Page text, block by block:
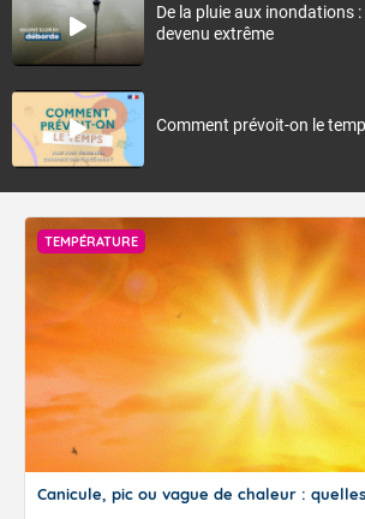
De la pluie aux inondations
devenu extrême
Comment prévoit-on le
TEMPÉRATURE
Canicule, pic ou vague de chaleur :